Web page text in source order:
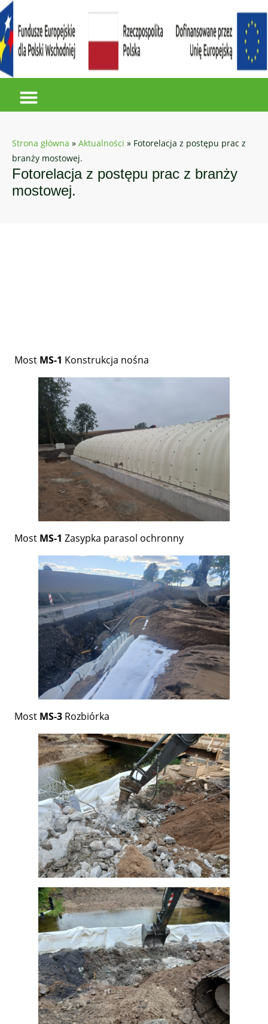
Strona główna » Aktualności » Fotorelacja z postępu prac z
branży mostowej.
Fotorelacja z postępu prac z branży
mostowej.
Most MS-1 Konstrukcja nośna
Most MS-1 Zasypka parasol ochronny
Most MS-3 Rozbiórka